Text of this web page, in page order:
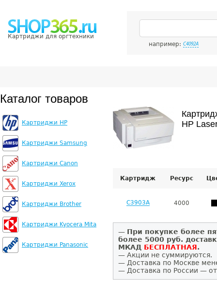
Картриджи для оргтехники
например: C4092A
Каталог товаров
Картриджи HP
Картриджи Samsung
Картриджи Canon
Картриджи Xerox
Картриджи Brother
Картриджи Kyocera Mita
Картриджи Panasonic
HP
Картридж Ресурс
C3903A 4000
— При покупке более
более 5000 руб.
МКАД БЕСПЛАТНАЯ.
— Акции не суммируются.
— Доставка по Москве
— Доставка по России —